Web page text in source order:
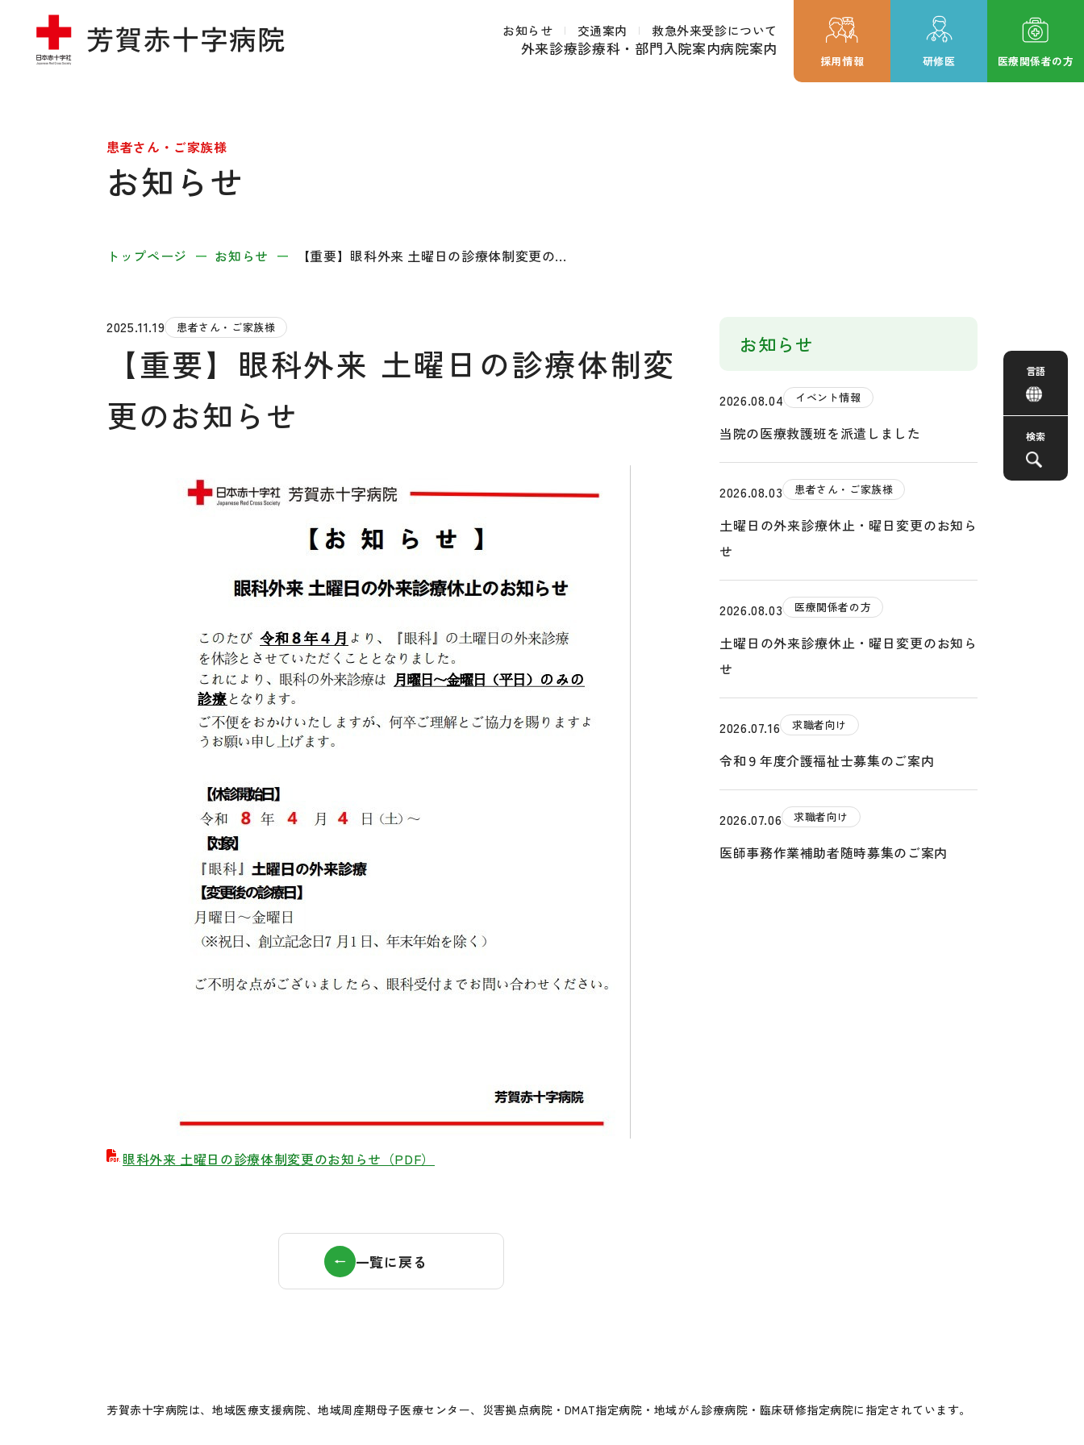
お知らせ 交通案内 救急外来受診について
外来診療診療科・部門入院案内病院案内
採用情報 研修医 医療関係者の方
言語
検索
患者さん・ご家族様
お知らせ
トップページ お知らせ 【重要】眼科外来 土曜日の診療体制変更の...
2025.11.19 患者さん・ご家族様
【重要】眼科外来 土曜日の診療体制変
更のお知らせ
眼科外来 土曜日の診療体制変更のお知らせ（PDF）
一覧に戻る
お知らせ
2026.08.04 イベント情報
当院の医療救護班を派遣しました
2026.08.03 患者さん・ご家族様
土曜日の外来診療休止・曜日変更のお知ら
せ
2026.08.03 医療関係者の方
土曜日の外来診療休止・曜日変更のお知ら
せ
2026.07.16 求職者向け
令和９年度介護福祉士募集のご案内
2026.07.06 求職者向け
医師事務作業補助者随時募集のご案内
芳賀赤十字病院は、地域医療支援病院、地域周産期母子医療センター、災害拠点病院・DMAT指定病院・地域がん診療病院・臨床研修指定病院に指定されています。